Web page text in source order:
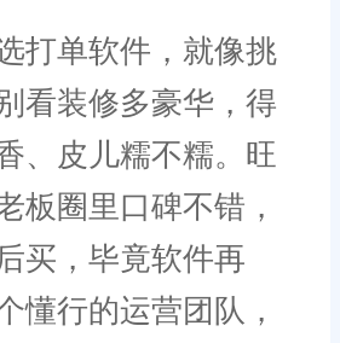
单软件，就像挑
装修多豪华，得
、皮儿糯不糯。旺
板圈里口碑不错，
买，毕竟软件再
懂行的运营团队，